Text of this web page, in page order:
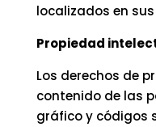
localizados en
Propiedad
Los derechos de
contenido de las
gráfico y códigos